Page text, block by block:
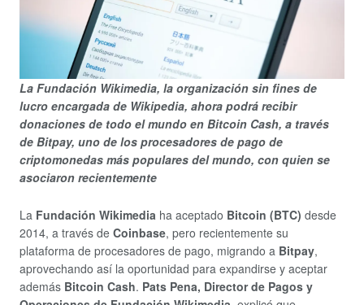
La Fundación Wikimedia, la organización sin fines de
lucro encargada de Wikipedia, ahora podrá recibir
donaciones de todo el mundo en Bitcoin Cash, a través
de Bitpay, uno de los procesadores de pago de
criptomonedas más populares del mundo, con quien se
asociaron recientemente
La Fundación Wikimedia ha aceptado Bitcoin (BTC) desde
2014, a través de Coinbase, pero recientemente su
plataforma de procesadores de pago, migrando a Bitpay,
aprovechando así la oportunidad para expandirse y aceptar
además Bitcoin Cash. Pats Pena, Director de Pagos y